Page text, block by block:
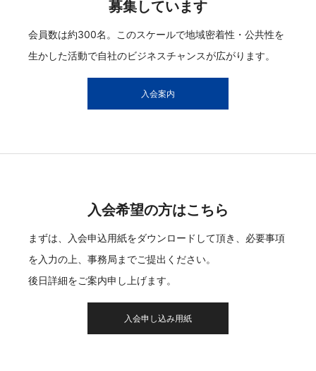
募集しています
会員数は約300名。このスケールで地域密着性・公共性を
生かした活動で自社のビジネスチャンスが広がります。
入会案内
入会希望の方はこちら
まずは、入会申込用紙をダウンロードして頂き、必要事項
を入力の上、事務局までご提出ください。
後日詳細をご案内申し上げます。
入会申し込み用紙